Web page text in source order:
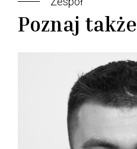
Poznaj także